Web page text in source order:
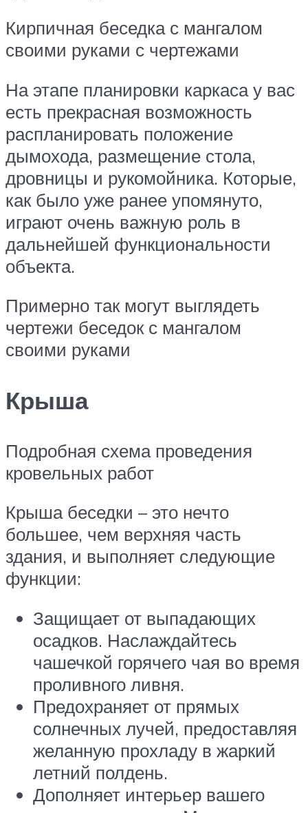
Кирпичная беседка с мангалом
своими руками с чертежами
На этапе планировки каркаса у вас
есть прекрасная возможность
распланировать положение
дымохода, размещение стола,
дровницы и рукомойника. Которые,
как было уже ранее упомянуто,
играют очень важную роль в
дальнейшей функциональности
объекта.
Примерно так могут выглядеть
чертежи беседок с мангалом
своими руками
Крыша
Подробная схема проведения
кровельных работ
Крыша беседки – это нечто
большее, чем верхняя часть
здания, и выполняет следующие
функции:
Защищает от выпадающих
осадков. Наслаждайтесь
чашечкой горячего чая во время
проливного ливня.
Предохраняет от прямых
солнечных лучей, предоставляя
желанную прохладу в жаркий
летний полдень.
Дополняет интерьер вашего